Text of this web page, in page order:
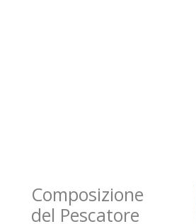
Composizione
del Pescatore